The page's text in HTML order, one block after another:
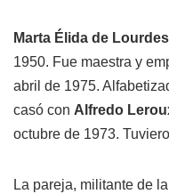
Marta Élida de
1950. Fue maestra y
abril de 1975.
casó con Alfredo
octubre de 1973.
La pareja, militante de la